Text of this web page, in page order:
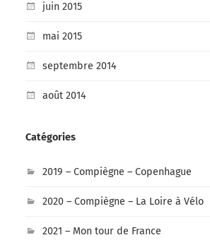
juin 2015
mai 2015
septembre 2014
août 2014
Catégories
2019 – Compiègne – Copenhague
2020 – Compiègne – La Loire à Vélo
2021 – Mon tour de France